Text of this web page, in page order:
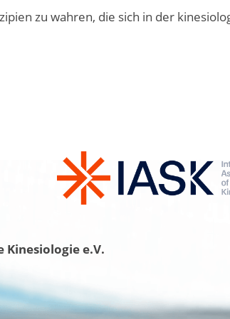
zu wahren, die sich in der
Kinesiologie e.V.